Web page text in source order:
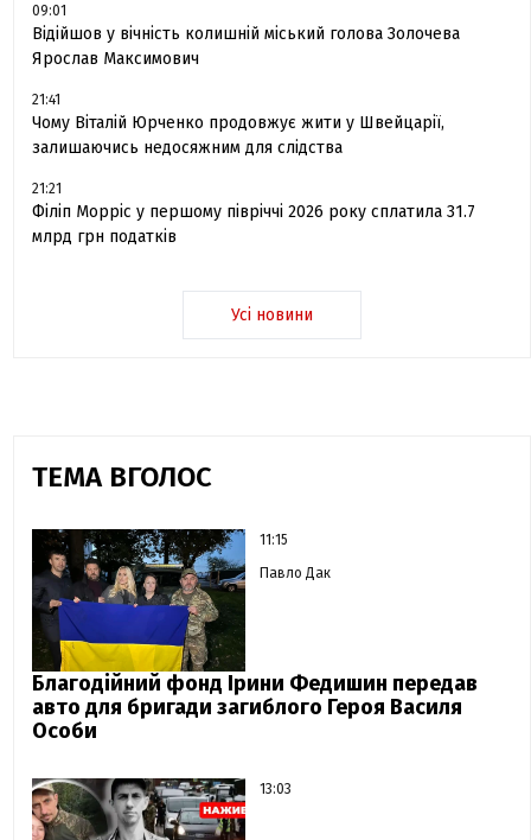
09:01
Відійшов у вічність колишній міський голова Золочева
Ярослав Максимович
21:41
Чому Віталій Юрченко продовжує жити у Швейцарії,
залишаючись недосяжним для слідства
21:21
Філіп Морріс у першому півріччі 2026 року сплатила 31.7
млрд грн податків
Усі новини
ТЕМА ВГОЛОС
11:15
Павло Дак
Благодійний фонд Ірини Федишин передав
авто для бригади загиблого Героя Василя
Особи
13:03